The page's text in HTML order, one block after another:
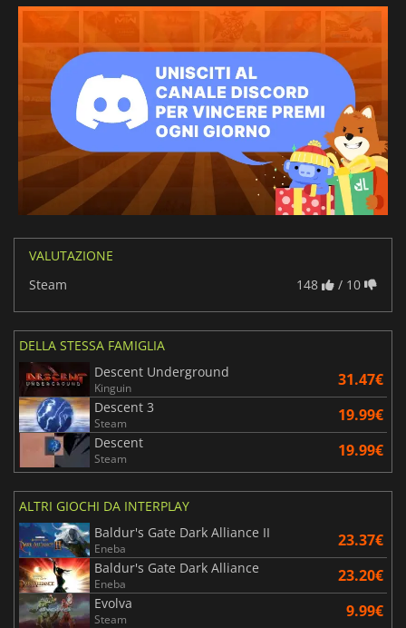
VALUTAZIONE
Steam
148 / 10
DELLA STESSA FAMIGLIA
Descent Underground
Kinguin 31.47€
Descent 3
Steam 19.99€
Descent
Steam 19.99€
ALTRI GIOCHI DA INTERPLAY
Baldur's Gate Dark Alliance II
Eneba 23.37€
Baldur's Gate Dark Alliance
Eneba 23.20€
Evolva
Steam 9.99€